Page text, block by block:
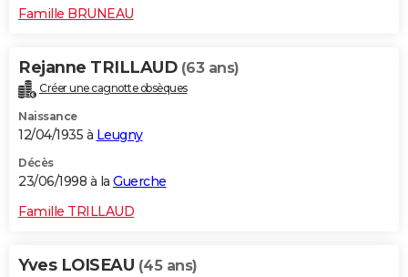
Famille BRUNEAU
Rejanne TRILLAUD (63 ans)
Créer une cagnotte obsèques
Naissance
12/04/1935 à Leugny
Décès
23/06/1998 à la Guerche
Famille TRILLAUD
Yves LOISEAU (45 ans)